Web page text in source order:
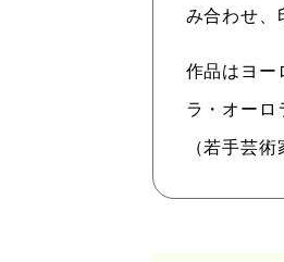
み合わせ、
作品はヨー
ラ・オー
（若手芸